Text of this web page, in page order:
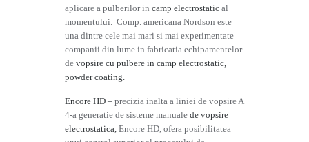
aplicare a pulberilor in camp electrostatic al
momentului. Comp. americana Nordson este
una dintre cele mai mari si mai experimentate
companii din lume in fabricatia echipamentelor
de vopsire cu pulbere in camp electrostatic,
powder coating.
Encore HD – precizia inalta a liniei de vopsire A
4-a generatie de sisteme manuale de vopsire
electrostatica, Encore HD, ofera posibilitatea